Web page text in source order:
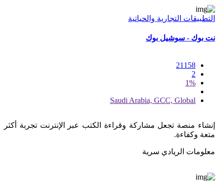
التطبيقات التجارية والحياتية
نت بوك - سوشيل بوك
21158
2
1%
Saudi Arabia, GCC, Global
إنشاء منصة تجعل مشاركة وقراءة الكتب عبر الإنترنت تجربة أكثر
متعة وكفاءة.
معلومات الريادي سرية